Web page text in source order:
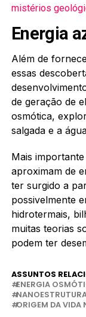
mistérios
Energia
Além de
essas
de geração de
osmótica,
salgada e a
Mais
aproximam de
ter surgido a
possivelmente
hidrotermais,
muitas teorias
podem ter
ASSUNTOS
ENERGIA
ORIGEM DA VIDA